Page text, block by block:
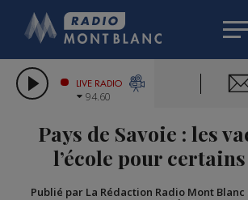
LES CHRONIQUES DE
CITIZEN MACHINERY
GRAND MASSIF DOMAINES
BIGARD
COMPAGNIE DU MONT-
LIVE RADIO
94.60
Pays de Savoie : les
l’école pour
Publié par La Rédaction Radio Mont Blanc